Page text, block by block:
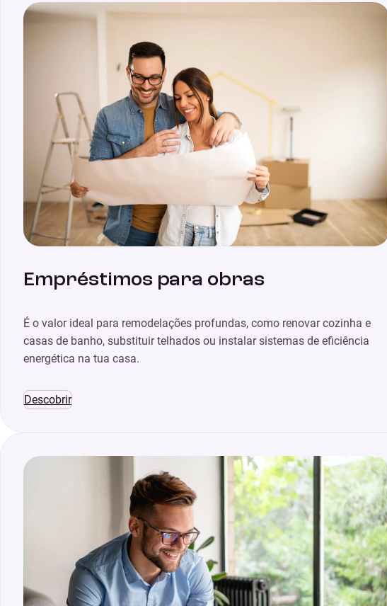
Empréstimos para obras
É o valor ideal para remodelações profundas, como renovar cozinha e
casas de banho, substituir telhados ou instalar sistemas de eficiência
energética na tua casa.
Descobrir